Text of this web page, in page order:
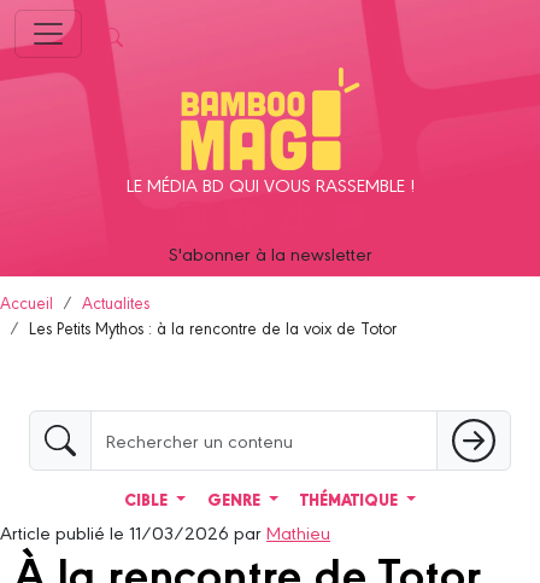
LE MÉDIA BD QUI VOUS RASSEMBLE !
S'abonner à la newsletter
Accueil
Actualites
Les Petits Mythos : à la rencontre de la voix de Totor
CIBLE GENRE THÉMATIQUE
Article publié le 11/03/2026 parMathieu
Panneau de gestion des cookies